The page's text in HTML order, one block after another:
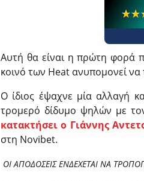
Αυτή θα είναι η πρώτη φορά
κοινό των Heat ανυπομονεί
Ο ίδιος έψαχνε μία αλλαγή
τρομερό δίδυμο ψηλών με
κατακτήσει ο Γιάννης
στη Novibet.
ΟΙ ΑΠΟΔΟΣΕΙΣ ΕΝΔΕΧΕΤΑΙ ΝΑ